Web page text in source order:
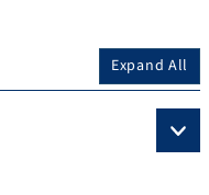
Expand All